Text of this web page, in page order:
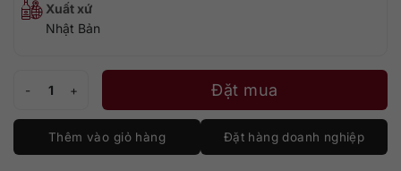
Xuất xứ
Nhật Bản
Hakushu Single Malt Whisky số lượngĐặt mua
Thêm vào giỏ hàng Đặt hàng doanh nghiệp